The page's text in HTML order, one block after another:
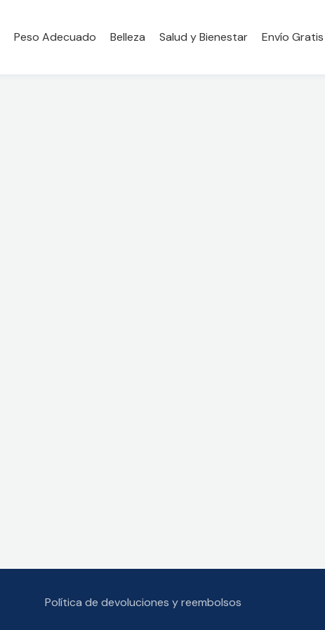
Peso Adecuado Belleza Salud y Bienestar Envío Gratis
Política de devoluciones y reembolsos